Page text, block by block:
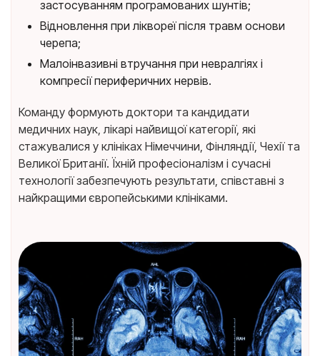
застосуванням програмованих шунтів;
Відновлення при ліквореї після травм основи
черепа;
Малоінвазивні втручання при невралгіях і
компресії периферичних нервів.
Команду формують доктори та кандидати
медичних наук, лікарі найвищої категорії, які
стажувалися у клініках Німеччини, Фінляндії, Чехії та
Великої Британії. Їхній професіоналізм і сучасні
технології забезпечують результати, співставні з
найкращими європейськими клініками.